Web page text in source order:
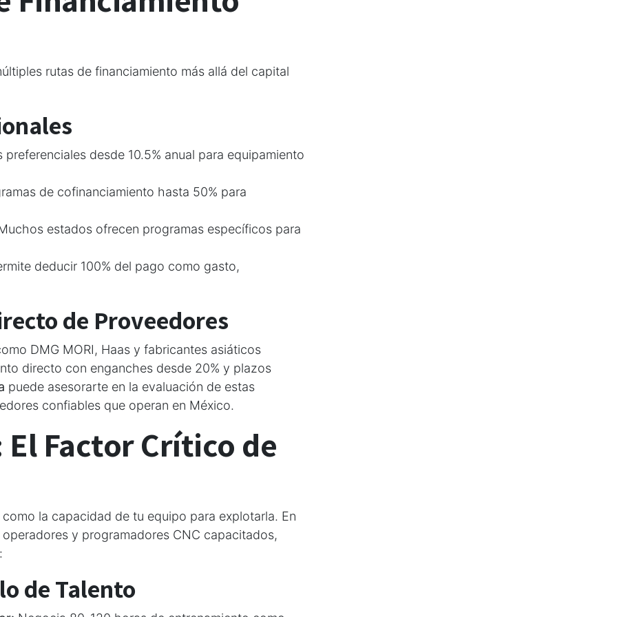
rutas de financiamiento más allá del capital
preferenciales desde 10.5% anual para equipamiento
de cofinanciamiento hasta 50% para
estados ofrecen programas específicos para
deducir 100% del pago como gasto,
de Proveedores
DMG MORI, Haas y fabricantes asiáticos
directo con enganches desde 20% y plazos
puede asesorarte en la evaluación de estas
confiables que operan en México.
Factor Crítico de
la capacidad de tu equipo para explotarla. En
y programadores CNC capacitados,
de Talento